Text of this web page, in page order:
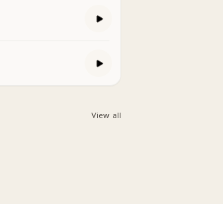
View all